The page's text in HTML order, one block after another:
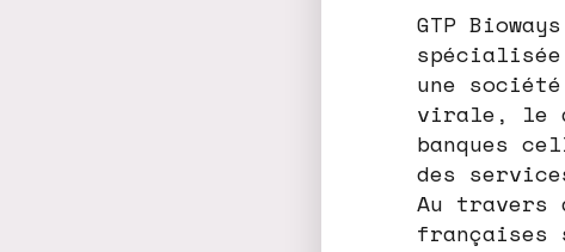
GTP
une
virale, le
banques
des
Au travers
françaises